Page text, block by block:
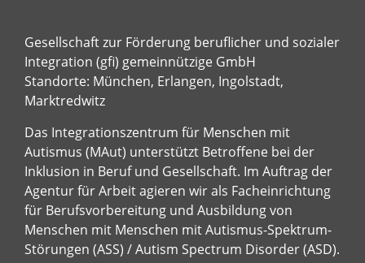
Gesellschaft zur Förderung beruflicher und sozialer
Integration (gfi) gemeinnützige GmbH
Standorte: München, Erlangen, Ingolstadt,
Marktredwitz
Das Integrationszentrum für Menschen mit
Autismus (MAut) unterstützt Betroffene bei der
Inklusion in Beruf und Gesellschaft. Im Auftrag der
Agentur für Arbeit agieren wir als Facheinrichtung
für Berufsvorbereitung und Ausbildung von
Menschen mit Menschen mit Autismus-Spektrum-
Störungen (ASS) / Autism Spectrum Disorder (ASD).